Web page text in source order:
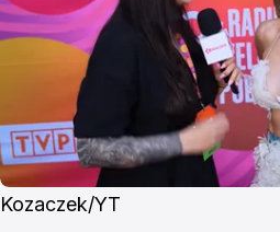
Kozaczek/YT